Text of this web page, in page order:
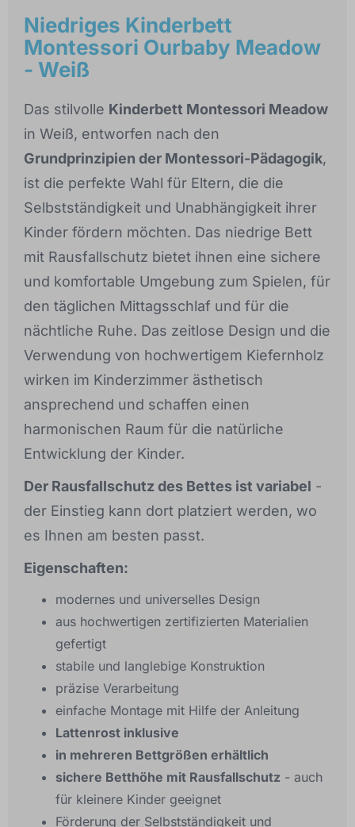
Niedriges Kinderbett
Montessori Ourbaby Meadow
- Weiß
Das stilvolle Kinderbett Montessori Meadow
in Weiß, entworfen nach den
Grundprinzipien der Montessori-Pädagogik,
ist die perfekte Wahl für Eltern, die die
Selbstständigkeit und Unabhängigkeit ihrer
Kinder fördern möchten. Das niedrige Bett
mit Rausfallschutz bietet ihnen eine sichere
und komfortable Umgebung zum Spielen, für
den täglichen Mittagsschlaf und für die
nächtliche Ruhe. Das zeitlose Design und die
Verwendung von hochwertigem Kiefernholz
wirken im Kinderzimmer ästhetisch
ansprechend und schaffen einen
harmonischen Raum für die natürliche
Entwicklung der Kinder.
Der Rausfallschutz des Bettes ist variabel -
der Einstieg kann dort platziert werden, wo
es Ihnen am besten passt.
Eigenschaften:
modernes und universelles Design
aus hochwertigen zertifizierten Materialien
gefertigt
stabile und langlebige Konstruktion
präzise Verarbeitung
einfache Montage mit Hilfe der Anleitung
Lattenrost inklusive
in mehreren Bettgrößen erhältlich
sichere Betthöhe mit Rausfallschutz - auch
für kleinere Kinder geeignet
Förderung der Selbstständigkeit und